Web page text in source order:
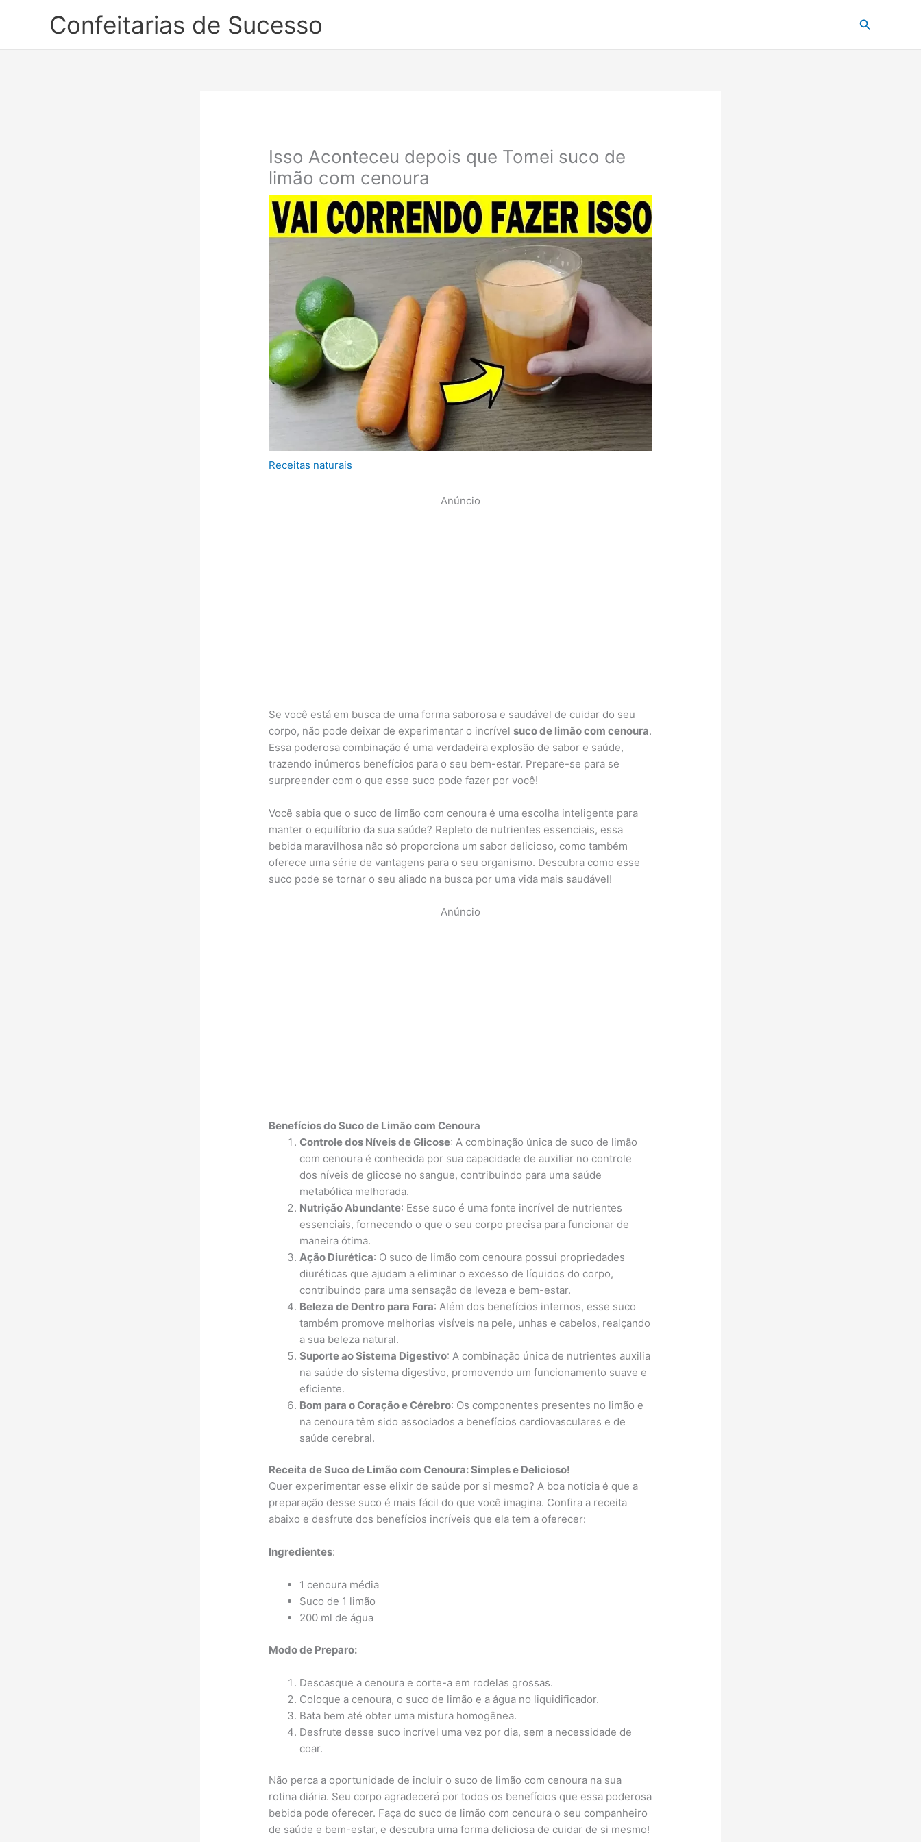
Confeitarias de Sucesso Pesquisar
Isso Aconteceu depois que Tomei suco de
limão com cenoura
Receitas naturais
Anúncio
Se você está em busca de uma forma saborosa e saudável de cuidar do seu
corpo, não pode deixar de experimentar o incrívelsuco de limão com cenoura.
Essa poderosa combinação é uma verdadeira explosão de sabor e saúde,
trazendo inúmeros benefícios para o seu bem-estar. Prepare-se para se
surpreender com o que esse suco pode fazer por você!
Você sabia que o suco de limão com cenoura é uma escolha inteligente para
manter o equilíbrio da sua saúde? Repleto de nutrientes essenciais, essa
bebida maravilhosa não só proporciona um sabor delicioso, como também
oferece uma série de vantagens para o seu organismo. Descubra como esse
suco pode se tornar o seu aliado na busca por uma vida mais saudável!
Anúncio
Benefícios do Suco de Limão com Cenoura
Controle dos Níveis de Glicose: A combinação única de suco de limão
com cenoura é conhecida por sua capacidade de auxiliar no controle
dos níveis de glicose no sangue, contribuindo para uma saúde
metabólica melhorada.
Nutrição Abundante: Esse suco é uma fonte incrível de nutrientes
essenciais, fornecendo o que o seu corpo precisa para funcionar de
maneira ótima.
Ação Diurética: O suco de limão com cenoura possui propriedades
diuréticas que ajudam a eliminar o excesso de líquidos do corpo,
contribuindo para uma sensação de leveza e bem-estar.
Beleza de Dentro para Fora: Além dos benefícios internos, esse suco
também promove melhorias visíveis na pele, unhas e cabelos, realçando
a sua beleza natural.
Suporte ao Sistema Digestivo: A combinação única de nutrientes auxilia
na saúde do sistema digestivo, promovendo um funcionamento suave e
eficiente.
Bom para o Coração e Cérebro: Os componentes presentes no limão e
na cenoura têm sido associados a benefícios cardiovasculares e de
saúde cerebral.
Receita de Suco de Limão com Cenoura: Simples e Delicioso!
Quer experimentar esse elixir de saúde por si mesmo? A boa notícia é que a
preparação desse suco é mais fácil do que você imagina. Confira a receita
abaixo e desfrute dos benefícios incríveis que ela tem a oferecer:
Ingredientes:
1 cenoura média
Suco de 1 limão
200 ml de água
Modo de Preparo:
Descasque a cenoura e corte-a em rodelas grossas.
Coloque a cenoura, o suco de limão e a água no liquidificador.
Bata bem até obter uma mistura homogênea.
Desfrute desse suco incrível uma vez por dia, sem a necessidade de
coar.
Não perca a oportunidade de incluir o suco de limão com cenoura na sua
rotina diária. Seu corpo agradecerá por todos os benefícios que essa poderosa
bebida pode oferecer. Faça do suco de limão com cenoura o seu companheiro
de saúde e bem-estar, e descubra uma forma deliciosa de cuidar de si mesmo!